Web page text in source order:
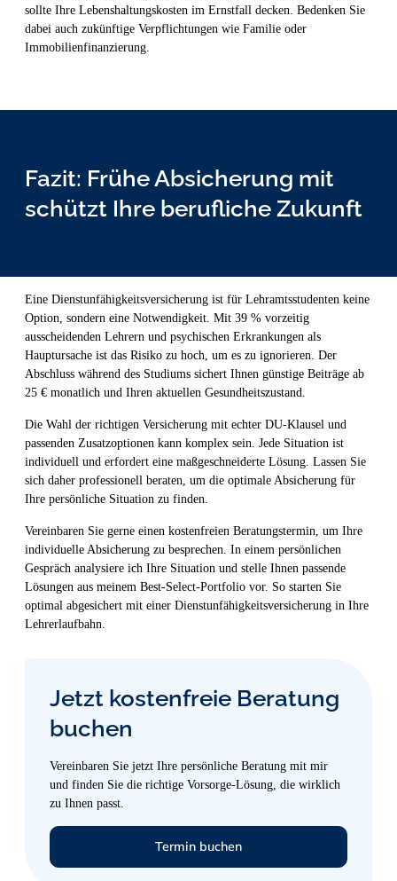
sollte Ihre Lebenshaltungskosten im Ernstfall decken. Bedenken Sie
dabei auch zukünftige Verpflichtungen wie Familie oder
Immobilienfinanzierung.
Fazit: Frühe Absicherung mit
schützt Ihre berufliche Zukunft
Eine Dienstunfähigkeitsversicherung ist für Lehramtsstudenten keine
Option, sondern eine Notwendigkeit. Mit 39 % vorzeitig
ausscheidenden Lehrern und psychischen Erkrankungen als
Hauptursache ist das Risiko zu hoch, um es zu ignorieren. Der
Abschluss während des Studiums sichert Ihnen günstige Beiträge ab
25 € monatlich und Ihren aktuellen Gesundheitszustand.
Die Wahl der richtigen Versicherung mit echter DU-Klausel und
passenden Zusatzoptionen kann komplex sein. Jede Situation ist
individuell und erfordert eine maßgeschneiderte Lösung. Lassen Sie
sich daher professionell beraten, um die optimale Absicherung für
Ihre persönliche Situation zu finden.
Vereinbaren Sie gerne einen kostenfreien Beratungstermin, um Ihre
individuelle Absicherung zu besprechen. In einem persönlichen
Gespräch analysiere ich Ihre Situation und stelle Ihnen passende
Lösungen aus meinem Best-Select-Portfolio vor. So starten Sie
optimal abgesichert mit einer Dienstunfähigkeitsversicherung in Ihre
Lehrerlaufbahn.
Jetzt kostenfreie Beratung
buchen
Vereinbaren Sie jetzt Ihre persönliche Beratung mit mir
und finden Sie die richtige Vorsorge-Lösung, die wirklich
zu Ihnen passt.
Termin buchen